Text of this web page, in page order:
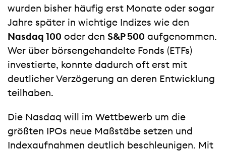
wurden bisher häufig erst Monate oder sogar
Jahre später in wichtige Indizes wie den
Nasdaq 100 oder den S&P 500 aufgenommen.
Wer über börsengehandelte Fonds (ETFs)
investierte, konnte dadurch oft erst mit
deutlicher Verzögerung an deren Entwicklung
teilhaben.
Die Nasdaq will im Wettbewerb um die
größten IPOs neue Maßstäbe setzen und
Indexaufnahmen deutlich beschleunigen. Mit